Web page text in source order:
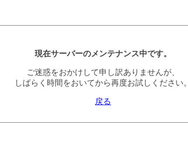
現在サーバーのメンテナンス中です。
ご迷惑をおかけして申し訳ありませんが、
しばらく時間をおいてから再度お試しください。
戻る